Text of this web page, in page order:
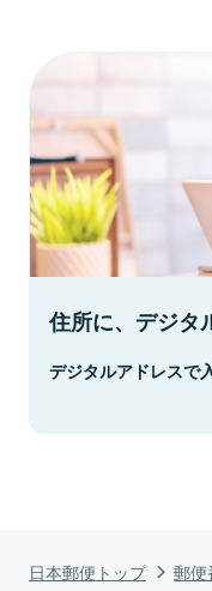
日本郵便トップ 郵
住所に、デジタ
デジタルアドレスで